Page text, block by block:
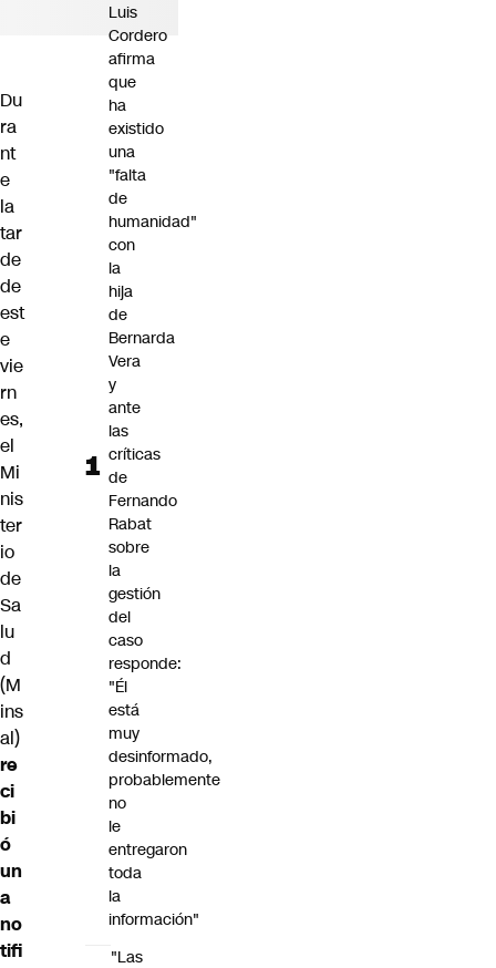
Du
ra
nt
e
la
tar
de
de
est
e
vie
rn
es,
el
Mi
nis
ter
io
de
Sa
lu
d
(M
ins
al)
re
ci
bi
ó
un
a
no
tifi
Luis
Cordero
afirma
que
ha
existido
una
"falta
de
humanidad"
con
la
hija
de
Bernarda
Vera
y
ante
las
críticas
de
Fernando
Rabat
sobre
la
gestión
del
caso
responde:
"Él
está
muy
desinformado,
probablemente
no
le
entregaron
toda
la
información"
"Las